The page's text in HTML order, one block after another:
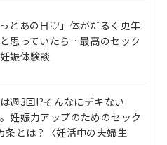
っとあの日♡」体がだるく更年
思っていたら…最高のセック
娠体験談
週3回!?そんなにデキない
妊娠力アップのためのセック
条とは？〈妊活中の夫婦生